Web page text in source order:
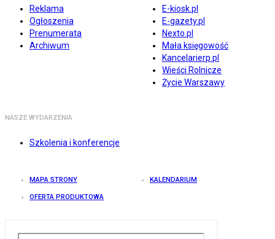
Reklama
Ogłoszenia
Prenumerata
Archiwum
E-kiosk.pl
E-gazety.pl
Nexto.pl
Mała księgowość
Kancelarierp.pl
Wieści Rolnicze
Życie Warszawy
NASZE WYDARZENIA
Szkolenia i konferencje
MAPA STRONY KALENDARIUM
OFERTA PRODUKTOWA